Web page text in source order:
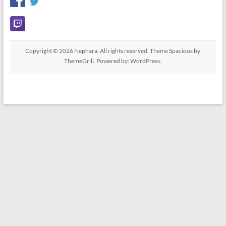
Copyright © 2026 Nephara. All rights reserved. ThemeSpacious by
ThemeGrill. Powered by:WordPress.